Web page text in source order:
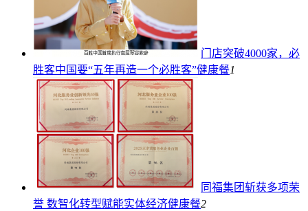
门店突破4000家，必
胜客中国要“五年再造一个必胜客”健康餐1
同福集团斩获多项荣
誉 数智化转型赋能实体经济健康餐2